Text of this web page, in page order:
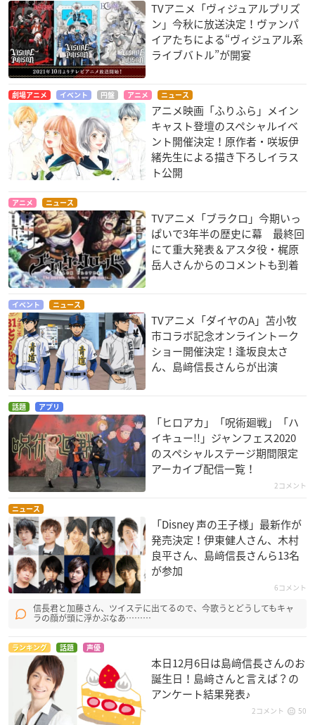
TVアニメ「ヴィジュアルプリズ
ン」今秋に放送決定！ヴァンパ
イアたちによる“ヴィジュアル系
ライブバトル”が開宴
劇場アニメ イベント 円盤 アニメ ニュース
アニメ映画「ふりふら」メイン
キャスト登壇のスペシャルイベ
ント開催決定！原作者・咲坂伊
緒先生による描き下ろしイラス
ト公開
アニメ ニュース
TVアニメ「ブラクロ」今期いっ
ぱいで3年半の歴史に幕 最終回
にて重大発表＆アスタ役・梶原
岳人さんからのコメントも到着
イベント ニュース
TVアニメ「ダイヤのA」苫小牧
市コラボ記念オンライントーク
ショー開催決定！逢坂良太さ
ん、島﨑信長さんらが出演
話題 アプリ
「ヒロアカ」「呪術廻戦」「ハ
イキュー!!」ジャンフェス2020
のスペシャルステージ期間限定
アーカイブ配信一覧！
2コメント
ニュース
「Disney 声の王子様」最新作が
発売決定！伊東健人さん、木村
良平さん、島﨑信長さんら13名
が参加
6コメント
信長君と加藤さん、ツイステに出てるので、今歌うとどうしてもキャ
ラの顔が頭に浮かぶなあ………
ランキング 話題 声優
本日12月6日は島﨑信長さんのお
誕生日！島﨑さんと言えば？の
アンケート結果発表♪
2コメント 50